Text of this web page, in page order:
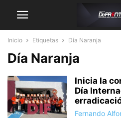
Inicio Etiquetas Día Naranja
Día Naranja
Inicia la
Día
Fernando